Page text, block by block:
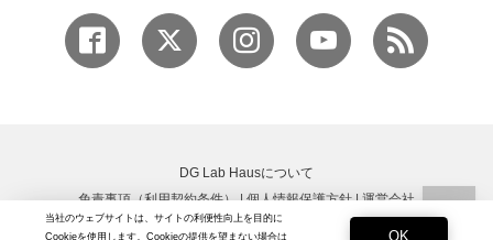
DG Lab Hausについて
免責事項（利用契約条件）|個人情報保護方針|運営会社
Copyright © DG Lab All rights reserved.
当社のウェブサイトは、サイトの利便性向上を目的に
Cookieを使用します。Cookieの提供を望まない場合は
OK